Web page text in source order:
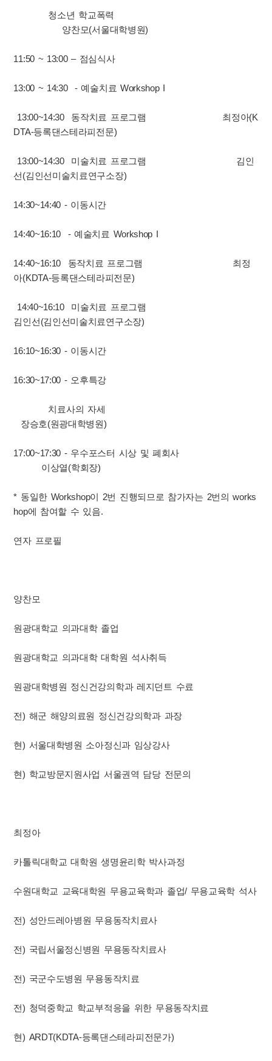
청소년 학교폭력
양찬모(서울대학병원)
11:50 ~ 13:00 – 점심식사
13:00 ~ 14:30 - 예술치료 Workshop I
13:00~14:30 동작치료 프로그램 최정아(K
DTA-등록댄스테라피전문)
13:00~14:30 미술치료 프로그램 김인
선(김인선미술치료연구소장)
14:30~14:40 - 이동시간
14:40~16:10 - 예술치료 Workshop I
14:40~16:10 동작치료 프로그램 최정
아(KDTA-등록댄스테라피전문)
14:40~16:10 미술치료 프로그램
김인선(김인선미술치료연구소장)
16:10~16:30 - 이동시간
16:30~17:00 - 오후특강
치료사의 자세
장승호(원광대학병원)
17:00~17:30 - 우수포스터 시상 및 폐회사
이상열(학회장)
* 동일한 Workshop이 2번 진행되므로 참가자는 2번의 works
hop에 참여할 수 있음.
연자 프로필
양찬모
원광대학교 의과대학 졸업
원광대학교 의과대학 대학원 석사취득
원광대학병원 정신건강의학과 레지던트 수료
전) 해군 해양의료원 정신건강의학과 과장
현) 서울대학병원 소아정신과 임상강사
현) 학교방문지원사업 서울권역 담당 전문의
최정아
카톨릭대학교 대학원 생명윤리학 박사과정
수원대학교 교육대학원 무용교육학과 졸업/ 무용교육학 석사
전) 성안드레아병원 무용동작치료사
전) 국립서울정신병원 무용동작치료사
전) 국군수도병원 무용동작치료
전) 청덕중학교 학교부적응을 위한 무용동작치료
현) ARDT(KDTA-등록댄스테라피전문가)